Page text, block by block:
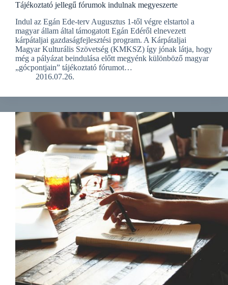
Tájékoztató jellegű fórumok indulnak megyeszerte
Indul az Egán Ede-terv Augusztus 1-től végre elstartol a
magyar állam által támogatott Egán Edéről elnevezett
kárpátaljai gazdaságfejlesztési program. A Kárpátaljai
Magyar Kulturális Szövetség (KMKSZ) így jónak látja, hogy
még a pályázat beindulása előtt megyénk különböző magyar
„gócpontjain” tájékoztató fórumot…
2016.07.26.